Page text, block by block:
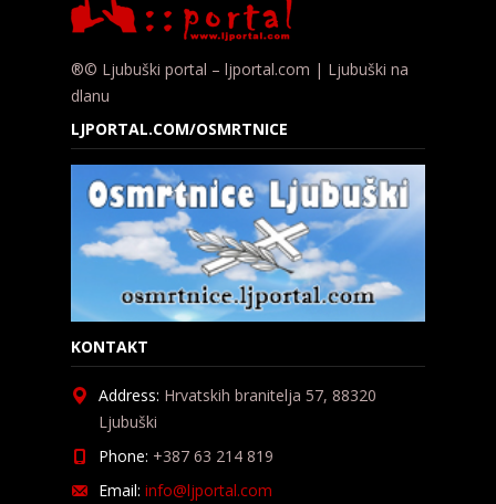
®© Ljubuški portal – ljportal.com | Ljubuški na
dlanu
LJPORTAL.COM/OSMRTNICE
KONTAKT
Address: Hrvatskih branitelja 57, 88320
Ljubuški
Phone: +387 63 214 819
Email: info@ljportal.com